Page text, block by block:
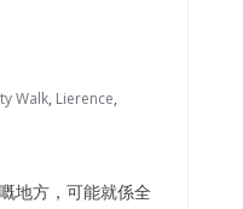
Walk, Lierence,
地方，可能就係全